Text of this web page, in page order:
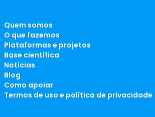
Quem somos
O que fazemos
Plataformas e projetos
Base científica
Notícias
Blog
Como apoiar
Termos de uso e política de privacidade